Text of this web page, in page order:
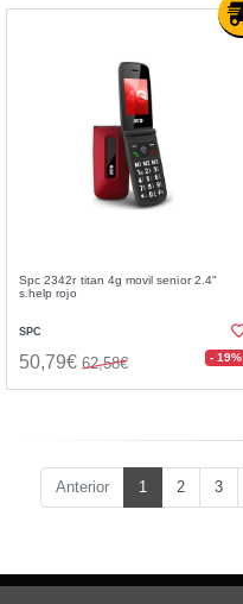
Spc 2342r titan 4g movil senior 2.4"
s.help rojo
SPC
50,79€ 62,58€ - 19%
Anterior 1 2 3